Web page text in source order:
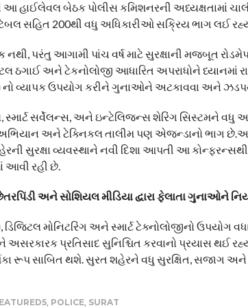
આ હાઈલેવલ બેઠક પોલીસ કમિશનરની અધ્યક્ષતામાં
સહિત 200થી વધુ અધિકારીઓ સક્રિય ભાગ લઈ
પરંતુ આગામી પાંચ વર્ષ માટે સુરક્ષાની મજબૂત
અને ટેકનોલોજી આધારિત અપરાધોને ધ્યાનમાં
વ્યાપક ઉપયોગ કરીને ગુનાઓને અટકાવવા અને
સર્વેલન્સ, અને ઇન્ટેલિજન્સ શેરિંગ સિસ્ટમને વધુ
અને ટેક્નિકલ તાલીમ પણ એજન્ડાનો ભાગ છે.આ
સુરક્ષા વ્યવસ્થાને નવી દિશા આપતી આ
આવી રહી છે.
અને સોશિયલ મીડિયા દ્વારા ફેલાતા ગુનાઓને
મોનિટરિંગ અને સ્માર્ટ ટેક્નોલોજીનો ઉપયોગ
પ્રતિસાદ સુનિશ્ચિત કરવાનો પ્રયાસ થઈ
રૂપ સાબિત થશે. સુરત શહેરને વધુ સુરક્ષિત,
, POLICE, SURAT